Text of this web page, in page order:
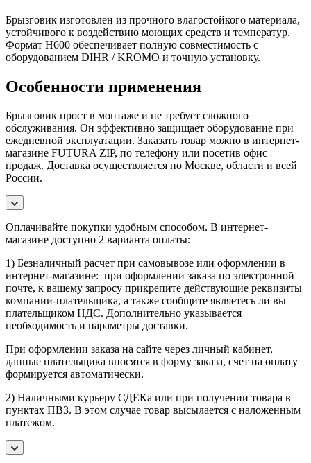
Брызговик изготовлен из прочного влагостойкого материала,
устойчивого к воздействию моющих средств и температур.
Формат H600 обеспечивает полную совместимость с
оборудованием DIHR / KROMO и точную установку.
Особенности применения
Брызговик прост в монтаже и не требует сложного
обслуживания. Он эффективно защищает оборудование при
ежедневной эксплуатации. Заказать товар можно в интернет-
магазине FUTURA ZIP, по телефону или посетив офис
продаж. Доставка осуществляется по Москве, области и всей
России.
Оплачивайте покупки удобным способом. В интернет-
магазине доступно 2 варианта оплаты:
1) Безналичный расчет при самовывозе или оформлении в
интернет-магазине: при оформлении заказа по электронной
почте, к вашему запросу прикрепите действующие реквизиты
компании-плательщика, а также сообщите являетесь ли вы
плательщиком НДС. Дополнительно указывается
необходимость и параметры доставки.
При оформлении заказа на сайте через личный кабинет,
данные плательщика вносятся в форму заказа, счет на оплату
формируется автоматически.
2) Наличными курьеру СДЕКа или при получении товара в
пунктах ПВЗ. В этом случае товар высылается с наложенным
платежом.